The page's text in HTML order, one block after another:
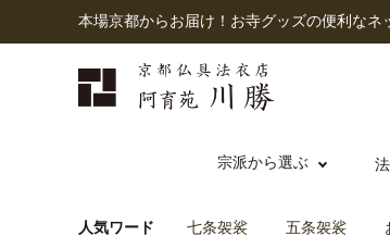
本場京都からお届け！お寺グッズの便利なネ
宗派から選ぶ
本願寺派（西）
人気ワード 七条袈裟 五条袈裟